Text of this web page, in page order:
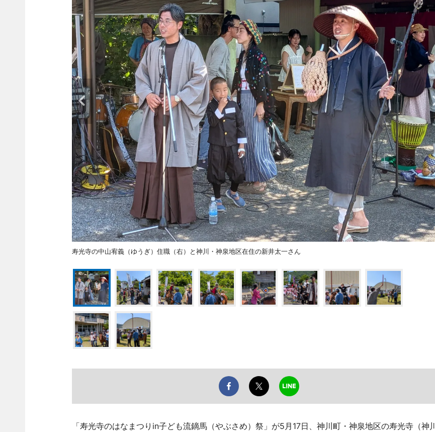
寿光寺の中山宥義（ゆうぎ）住職（右）と神川・神泉地区在住の新井太一さん
「寿光寺のはなまつりin子ども流鏑馬（やぶさめ）祭」が5月17日、神川町・神泉地区の寿光寺（神川